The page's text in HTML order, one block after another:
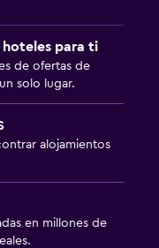
hoteles para ti
de ofertas de
solo lugar.
alojamientos
en millones de